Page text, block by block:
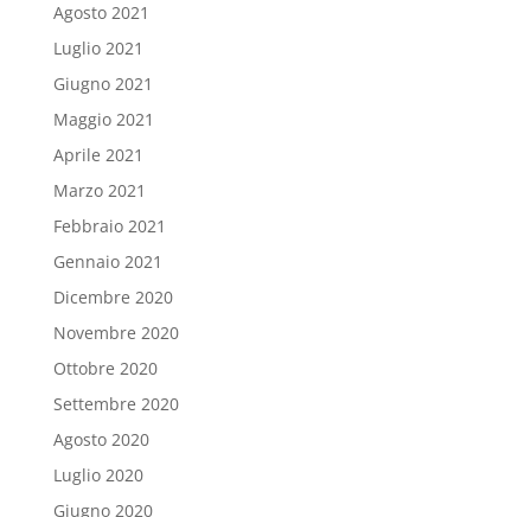
Agosto 2021
Luglio 2021
Giugno 2021
Maggio 2021
Aprile 2021
Marzo 2021
Febbraio 2021
Gennaio 2021
Dicembre 2020
Novembre 2020
Ottobre 2020
Settembre 2020
Agosto 2020
Luglio 2020
Giugno 2020